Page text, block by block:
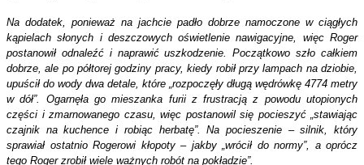
Na dodatek, ponieważ na jachcie padło dobrze namoczone w ciągłych
kąpielach słonych i deszczowych oświetlenie nawigacyjne, więc Roger
postanowił odnaleźć i naprawić uszkodzenie. Początkowo szło całkiem
dobrze, ale po półtorej godziny pracy, kiedy robił przy lampach na dziobie,
upuścił do wody dwa detale, które „rozpoczęły długą wędrówkę 4774 metry
w dół”. Ogarnęła go mieszanka furii z frustracją z powodu utopionych
części i zmarnowanego czasu, więc postanowil się pocieszyć „stawiając
czajnik na kuchence i robiąc herbatę”. Na pocieszenie – silnik, który
sprawiał ostatnio Rogerowi kłopoty – jakby „wrócił do normy”, a oprócz
tego Roger zrobił wiele ważnych robót na pokładzie”.